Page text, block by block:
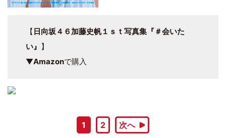
【 日向坂４６加藤史帆１ｓｔ写真集『＃会いた
い』 】
▼Amazonで購入
1 2 次へ